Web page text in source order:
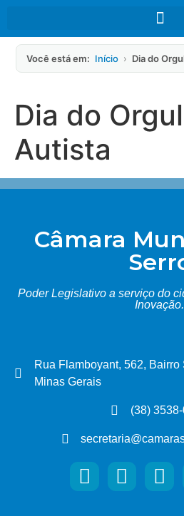
Você está em: Início › Dia do
Dia do
Autista
Câmara
Poder Legislativo a serviço do
Inovação.
Rua Flamboyant, 562, Bairro
Minas Gerais
(38)